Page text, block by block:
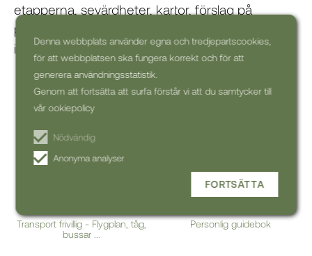
Denna webbplats använder egna och tredjepartscookies,
för att webbplatsen ska fungera korrekt och för att
generera användningsstatistik.
Genom att fortsätta att surfa förstår vi att du samtycker till
vår ookiepolicy
Nödvändig
Anonyma analyser
FORTSÄTTA
etapperna, sevärdheter, kartor, förslag på
packning, tips på restauranger och mer. Boka
idag och gör dig redo för ditt livs upplevelse!
Välj när du vill resa
Transport frivillig - Flygplan, tåg,
bussar ...
Personlig guidebok